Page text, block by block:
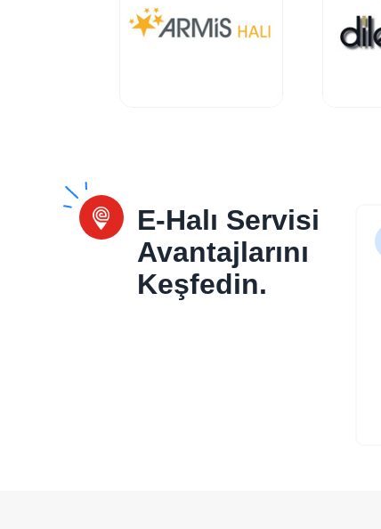
E-Halı Servisi
Avantajlarını
Keşfedin.